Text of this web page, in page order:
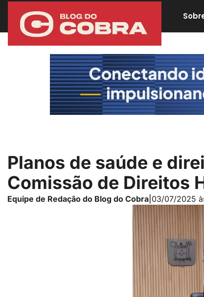
Planos de saúde e
Comissão de Direitos
Equipe de Redação do Blog do Cobra 03/07/2025